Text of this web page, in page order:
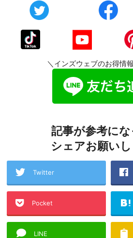
＼インズウェブのお得情
記事が参考に
シェアお願いし
Twitter
Pocket
LINE